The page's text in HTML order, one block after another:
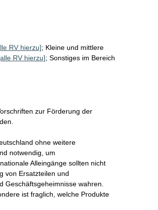
RV hierzu]; Kleine und mittlere
RV hierzu]; Sonstiges im Bereich
zur Förderung der
ohne weitere
notwendig, um
Alleingänge sollten nicht
von Ersatzteilen und
Geschäftsgeheimnisse wahren.
ist fraglich, welche Produkte